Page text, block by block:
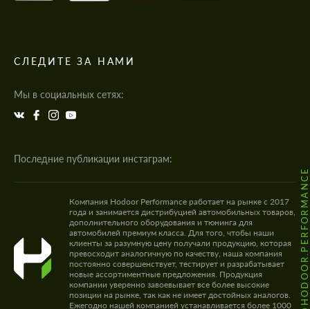
СЛЕДИТЕ ЗА НАМИ
Мы в социальных сетях:
Последние публикации инстаграм:
@HODOOR.PERFORMANCE
Компания Hodoor Performance работает на рынке с 2017
года и занимается дистрибуцией автомобильных товаров,
дополнительного оборудования и тюнинга для
автомобилей премиум класса. Для того, чтобы наши
клиенты за разумную цену получали продукцию, которая
превосходит аналогичную по качеству, наша компания
постоянно совершенствует, тестирует и разрабатывает
новые ассортиментные предложения. Продукция
компании уверенно завоевывает все более высокие
позиции на рынке, так как не имеет достойных аналогов.
Ежегодно нашей компанией устанавливается более 1000